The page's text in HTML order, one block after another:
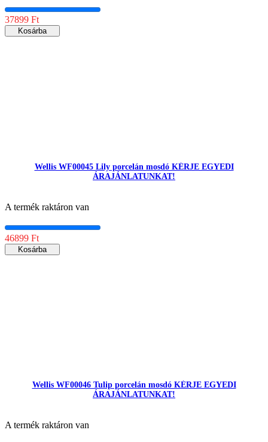
37899 Ft
Kosárba
Wellis WF00045 Lily porcelán mosdó KÉRJE EGYEDI
ÁRAJÁNLATUNKAT!
A termék raktáron van
46899 Ft
Kosárba
Wellis WF00046 Tulip porcelán mosdó KÉRJE EGYEDI
ÁRAJÁNLATUNKAT!
A termék raktáron van